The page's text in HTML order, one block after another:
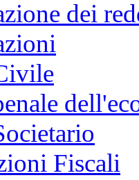
dei
Fiscali